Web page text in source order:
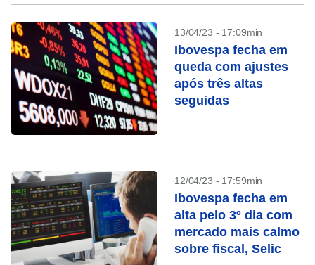
13/04/23 - 17:09min
Ibovespa fecha em
queda com ajustes
após três altas
seguidas
12/04/23 - 17:59min
Ibovespa fecha em
alta pelo 3º dia com
mercado mais calmo
sobre fiscal, Selic